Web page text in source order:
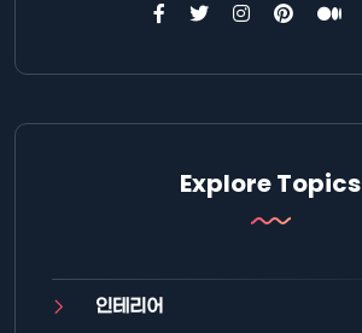
Explore Topics
인테리어